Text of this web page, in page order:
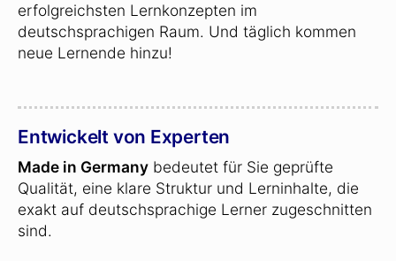
erfolgreichsten Lernkonzepten im
deutschsprachigen Raum. Und täglich kommen
neue Lernende hinzu!
Entwickelt von Experten
Made in Germany bedeutet für Sie geprüfte
Qualität, eine klare Struktur und Lerninhalte, die
exakt auf deutschsprachige Lerner zugeschnitten
sind.